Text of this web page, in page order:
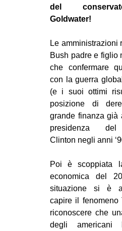
del
Goldwater!
Le amministrazioni
Bush padre e figlio
che confermare
con la guerra
(e i suoi ottimi
posizione di
grande finanza già
presidenza del
Clinton negli anni
Poi è scoppiata
economica del
situazione si è
capire il fenomeno
riconoscere che
degli